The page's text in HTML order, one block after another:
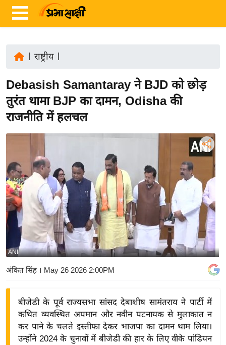
ज़ा
ख
ब
र
य
अं
त
र्रा
ष्ट्री
बि
ज़
ने
द्यो
राष्ट्रीय|
Debasish Samantaray ने BJD को छोड़
तुरंत थामा BJP का दामन, Odisha की
राजनीति में हलचल
ANI
अंकित सिंह। May 26 2026 2:00PM
बीजेडी के पूर्व राज्यसभा सांसद देबाशीष सामंतराय ने पार्टी में
कथित व्यवस्थित अपमान और नवीन पटनायक से मुलाकात न
कर पाने के चलते इस्तीफा देकर भाजपा का दामन थाम लिया।
उन्होंने 2024 के चुनावों में बीजेडी की हार के लिए वीके पांडियन